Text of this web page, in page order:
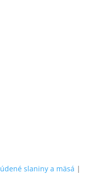
údené slaniny a mäsá |